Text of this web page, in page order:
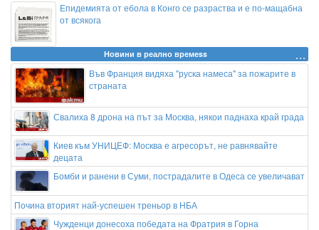
Епидемията от ебола в Конго се разраства и е по-мащабна
от всякога
Новини в реално времеss
Във Франция видяха "руска намеса" за пожарите в
страната
Свалиха 8 дрона на път за Москва, някои паднаха край града
Киев към УНИЦЕФ: Москва е агресорът, не равнявайте
децата
Бомби и ранени в Суми, пострадалите в Одеса се увеличават
Почина вторият най-успешен треньор в НБА
Чужденци донесоха победата на Фратрия в Горна